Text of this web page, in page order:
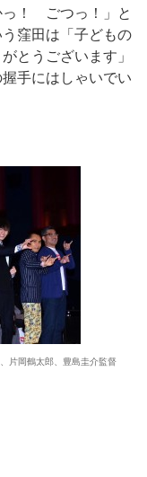
っ！ ごつっ！」と
窪田は「子どもの
とうございます」
手にはしゃいでい
片岡鶴太郎、豊島圭介監督